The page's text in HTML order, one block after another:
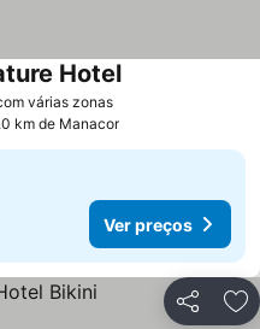
várias zonas
Hotel
km de Manacor
Ver preços
Partilhar